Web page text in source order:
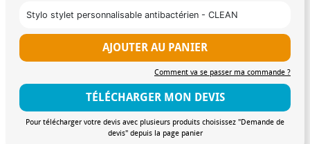
Stylo stylet personnalisable antibactérien - CLEAN
AJOUTER AU PANIER
Comment va se passer ma commande ?
TÉLÉCHARGER MON DEVIS
Pour télécharger votre devis avec plusieurs produits choisissez "Demande de
devis" depuis la page panier